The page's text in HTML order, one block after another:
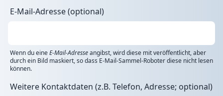
E-Mail-Adresse (optional)
Wenn du eineE-Mail-Adresseangibst, wird diese mit veröffentlicht, aber
durch ein Bild maskiert, so dass E-Mail-Sammel-Roboter diese nicht lesen
können.
Weitere Kontaktdaten (z.B. Telefon, Adresse; optional)